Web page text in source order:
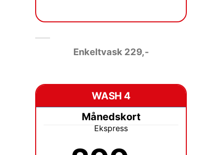
Enkeltvask 229,-
WASH 4
Månedskort
Ekspress